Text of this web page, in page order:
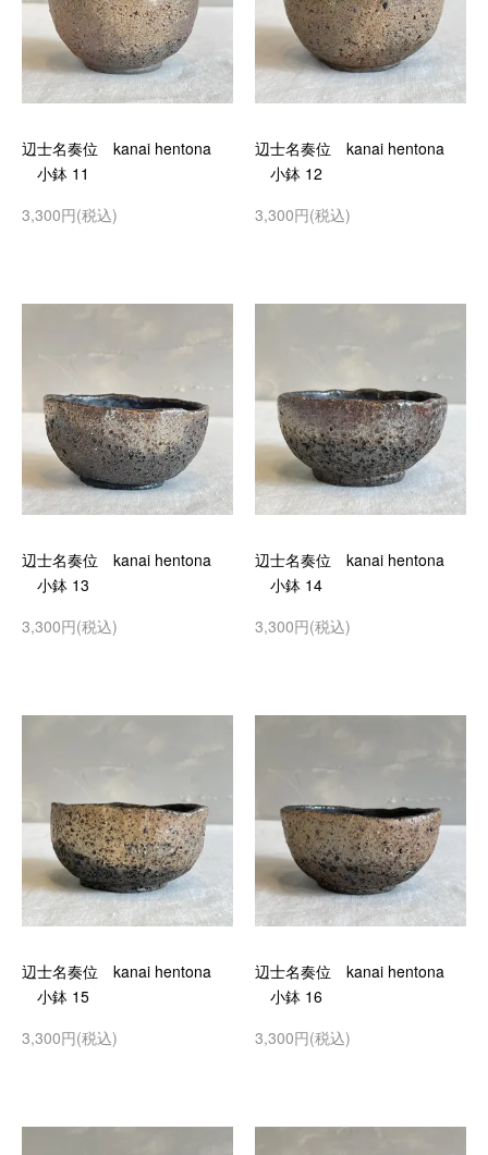
辺士名奏位 kanai hentona
小鉢 11
3,300円(税込)
辺士名奏位 kanai hentona
小鉢 12
3,300円(税込)
辺士名奏位 kanai hentona
小鉢 13
3,300円(税込)
辺士名奏位 kanai hentona
小鉢 14
3,300円(税込)
辺士名奏位 kanai hentona
小鉢 15
3,300円(税込)
辺士名奏位 kanai hentona
小鉢 16
3,300円(税込)